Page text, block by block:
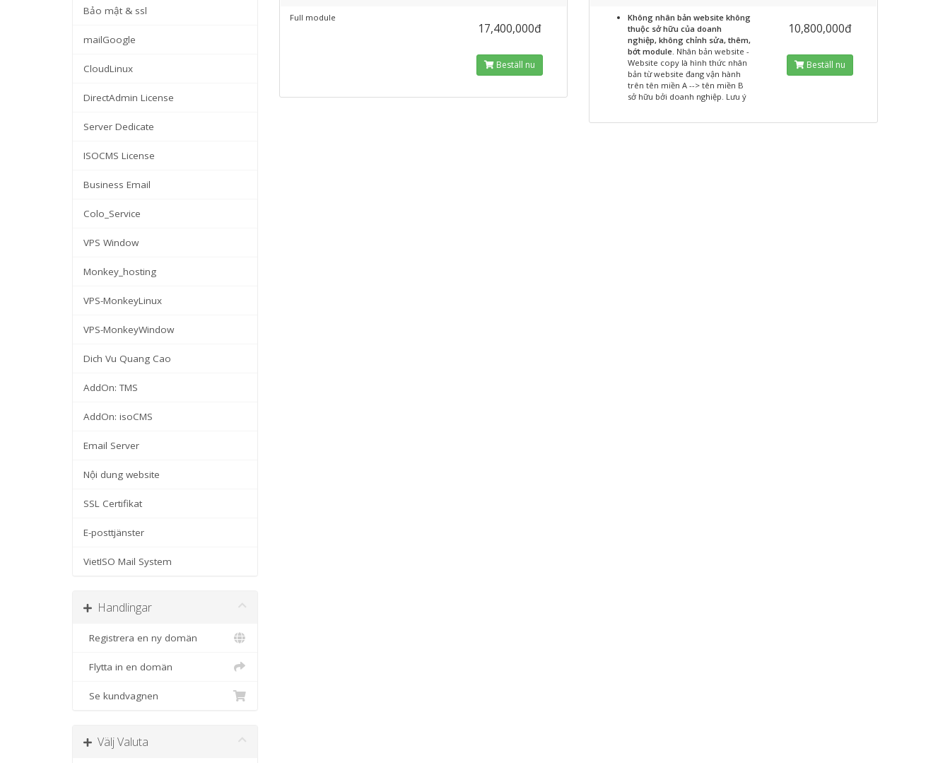
Bảo mật & ssl
mailGoogle
CloudLinux
DirectAdmin License
Server Dedicate
ISOCMS License
Business Email
Colo_Service
VPS Window
Monkey_hosting
VPS-MonkeyLinux
VPS-MonkeyWindow
Dich Vu Quang Cao
AddOn: TMS
AddOn: isoCMS
Email Server
Nội dung website
SSL Certifikat
E-posttjänster
VietISO Mail System
Handlingar
Registrera en ny domän
Flytta in en domän
Se kundvagnen
Välj Valuta
Full module
17,400,000đ
Beställ nu
Không nhân bản website không
thuộc sở hữu của doanh
nghiệp, không chỉnh sửa, thêm,
bớt module. Nhân bản website -
Website copy là hình thức nhân
bản từ website đang vận hành
trên tên miền A --> tên miền B
sở hữu bởi doanh nghiệp. Lưu ý
10,800,000đ
Beställ nu